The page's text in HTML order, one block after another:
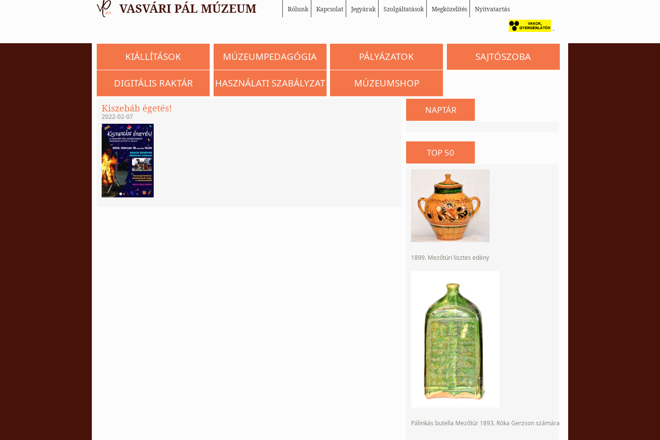
Rólunk Kapcsolat Jegyárak Szolgáltatások Megközelítés Nyitvatartás
-
KIÁLLÍTÁSOK MÚZEUMPEDAGÓGIA PÁLYÁZATOK SAJTÓSZOBA
DIGITÁLIS RAKTÁR HASZNÁLATI SZABÁLYZAT MÚZEUMSHOP
Kiszebáb égetés!
2022-02-07
NAPTÁR
TOP 50
1899. Mezőtúri lisztes edény
Pálinkás butella Mezőtúr 1893. Róka Gerzson számára